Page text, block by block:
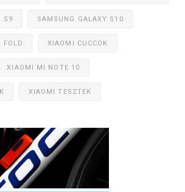
S9 SAMSUNG GALAXY S10
FOLD XIAOMI CUCCOK
XIAOMI MI NOTE 10
XIAOMI TESZTEK